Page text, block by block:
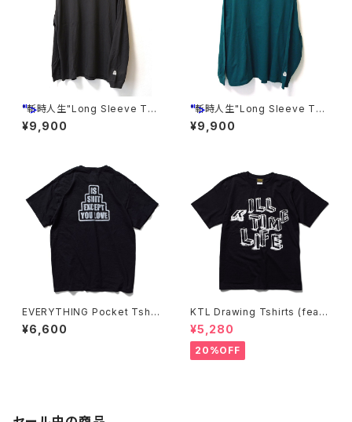
">
"斬時人生"Long Sleeve Tsh
irts <GRAY>
¥9,900
">
"斬時人生"Long Sleeve Tsh
irts <GREEN>
¥9,900
EVERYTHING Pocket Tshirt
s <BLACK>
¥6,600
KTL Drawing Tshirts (feat.
A&A PRINTING) <BLACK>
¥5,280
20%OFF